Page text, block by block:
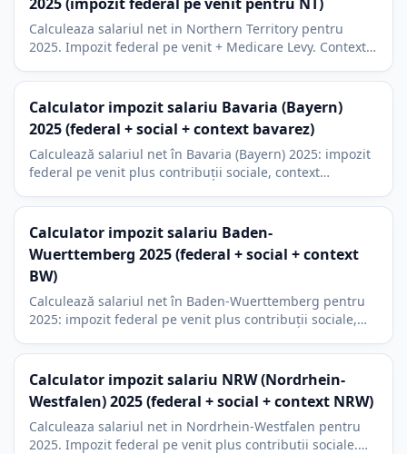
Calculeaza salariul net in Northern Territory pentru
2025. Impozit federal pe venit + Medicare Levy. Context
Calculator impozit salariu Bavaria (Bayern)
2025 (federal + social + context bavarez)
Calculează salariul net în Bavaria (Bayern) 2025: impozit
federal pe venit plus contribuții sociale, context
Calculator impozit salariu Baden-
Wuerttemberg 2025 (federal + social + context
BW)
Calculează salariul net în Baden-Wuerttemberg pentru
2025: impozit federal pe venit plus contribuții sociale,
Calculator impozit salariu NRW (Nordrhein-
Westfalen) 2025 (federal + social + context NRW)
Calculeaza salariul net in Nordrhein-Westfalen pentru
2025. Impozit federal pe venit plus contributii sociale.